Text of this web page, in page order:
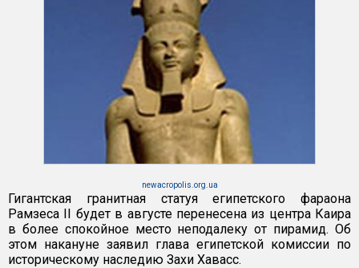
newacropolis.org.ua
Гигантская гранитная статуя египетского фараона
Рамзеса II будет в августе перенесена из центра Каира
в более спокойное место неподалеку от пирамид. Об
этом накануне заявил глава египетской комиссии по
историческому наследию Захи Хавасс.